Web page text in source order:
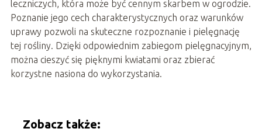
leczniczych, która może być cennym skarbem w ogrodzie.
Poznanie jego cech charakterystycznych oraz warunków
uprawy pozwoli na skuteczne rozpoznanie i pielęgnację
tej rośliny. Dzięki odpowiednim zabiegom pielęgnacyjnym,
można cieszyć się pięknymi kwiatami oraz zbierać
korzystne nasiona do wykorzystania.
Zobacz także: